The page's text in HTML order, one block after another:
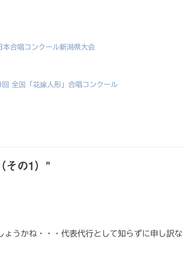
唱コンクール新潟県大会
国「花嫁人形」合唱コンクール
の1） ”
うかね・・・代表代行として知らずに申し訳な